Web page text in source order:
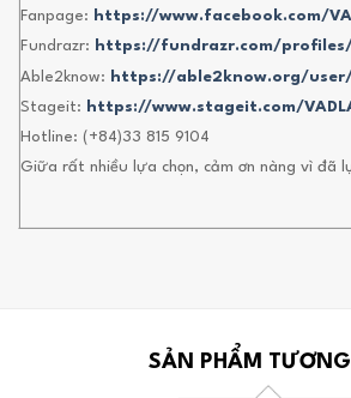
Fanpage:
https://www.facebook.com/
Fundrazr:
https://fundrazr.com/
Able2know:
https://able2know.org/
Stageit:
https://www.stageit.com/
Hotline: (+84)33 815 9104
Giữa rất nhiều lựa chọn, cảm ơn nàng vì đã
SẢN PHẨM